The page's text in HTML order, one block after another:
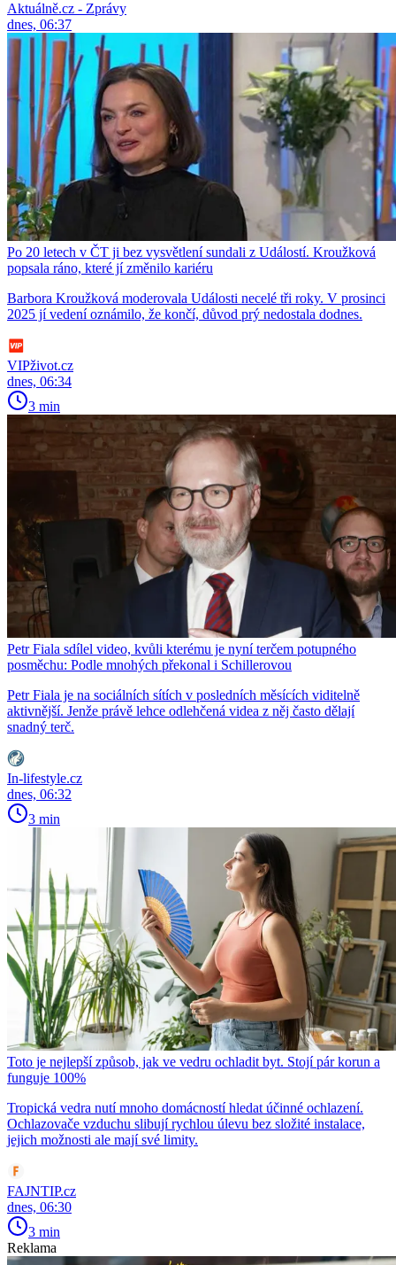
Aktuálně.cz - Zprávy
dnes, 06:37
Po 20 letech v ČT ji bez vysvětlení sundali z Událostí. Kroužková
popsala ráno, které jí změnilo kariéru
Barbora Kroužková moderovala Události necelé tři roky. V prosinci
2025 jí vedení oznámilo, že končí, důvod prý nedostala dodnes.
VIPživot.cz
dnes, 06:34
3 min
Petr Fiala sdílel video, kvůli kterému je nyní terčem potupného
posměchu: Podle mnohých překonal i Schillerovou
Petr Fiala je na sociálních sítích v posledních měsících viditelně
aktivnější. Jenže právě lehce odlehčená videa z něj často dělají
snadný terč.
In-lifestyle.cz
dnes, 06:32
3 min
Toto je nejlepší způsob, jak ve vedru ochladit byt. Stojí pár korun a
funguje 100%
Tropická vedra nutí mnoho domácností hledat účinné ochlazení.
Ochlazovače vzduchu slibují rychlou úlevu bez složité instalace,
jejich možnosti ale mají své limity.
FAJNTIP.cz
dnes, 06:30
3 min
Reklama